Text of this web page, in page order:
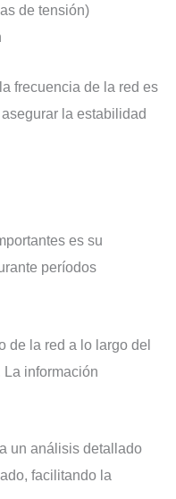
de tensión)
frecuencia de la red es
la estabilidad
es su
períodos
de la red a lo largo del
información
un análisis detallado
facilitando la